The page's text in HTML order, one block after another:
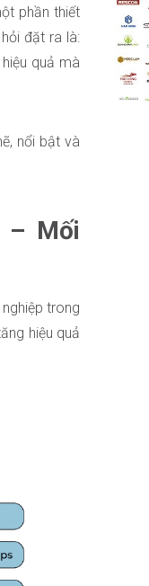
phần thiết
đặt ra là:
quả mà
nổi bật và
– Mối
trong
hiệu quả